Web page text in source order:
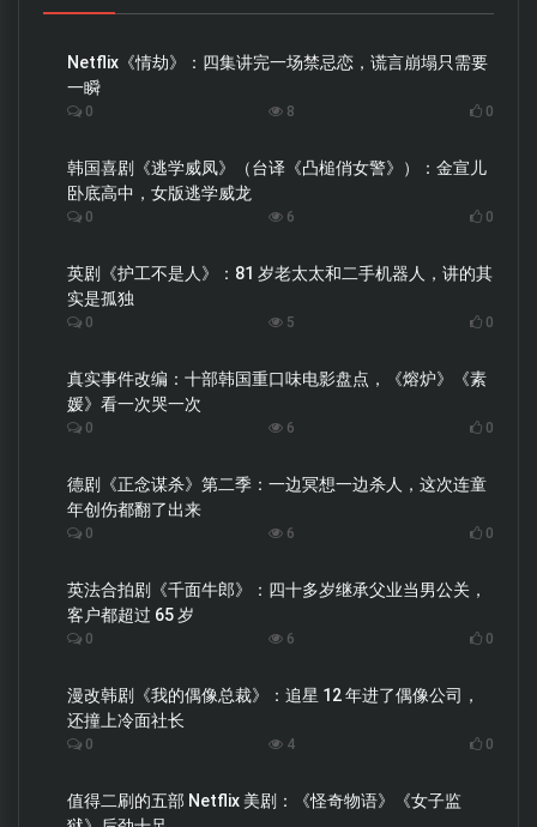
Netflix《情劫》：四集讲完一场禁忌恋，谎言崩塌只需要
一瞬
0 8 0
韩国喜剧《逃学威凤》（台译《凸槌俏女警》）：金宣儿
卧底高中，女版逃学威龙
0 6 0
英剧《护工不是人》：81 岁老太太和二手机器人，讲的其
实是孤独
0 5 0
真实事件改编：十部韩国重口味电影盘点，《熔炉》《素
媛》看一次哭一次
0 6 0
德剧《正念谋杀》第二季：一边冥想一边杀人，这次连童
年创伤都翻了出来
0 6 0
英法合拍剧《千面牛郎》：四十多岁继承父业当男公关，
客户都超过 65 岁
0 6 0
漫改韩剧《我的偶像总裁》：追星 12 年进了偶像公司，
还撞上冷面社长
0 4 0
值得二刷的五部 Netflix 美剧：《怪奇物语》《女子监